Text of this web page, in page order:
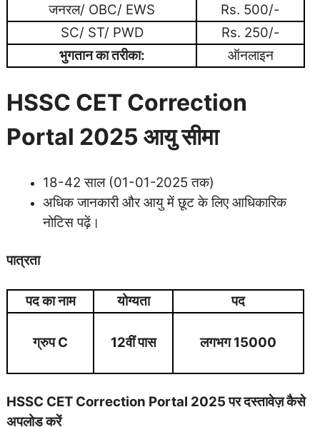
जनरल/ OBC/ EWS
Rs. 500/-
SC/ ST/ PWD
Rs. 250/-
भुगतान का तरीका:
ऑनलाइन
HSSC CET Correction
Portal 2025 आयु सीमा
18-42 साल (01-01-2025 तक)
अधिक जानकारी और आयु में छूट के लिए आधिकारिक
नोटिस पढ़ें।
पात्रता
पद का नाम योग्यता पद
ग्रुप C 12वीं पास लगभग 15000
HSSC CET Correction Portal 2025 पर दस्तावेज़ कैसे
अपलोड करें